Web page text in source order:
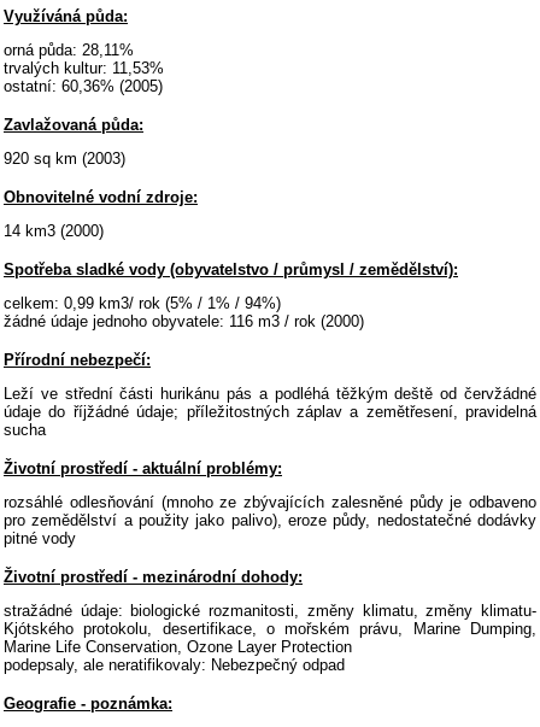
Využíváná půda:
orná půda: 28,11%
trvalých kultur: 11,53%
ostatní: 60,36% (2005)
Zavlažovaná půda:
920 sq km (2003)
Obnovitelné vodní zdroje:
14 km3 (2000)
Spotřeba sladké vody (obyvatelstvo / průmysl / zemědělství):
celkem: 0,99 km3/ rok (5% / 1% / 94%)
žádné údaje jednoho obyvatele: 116 m3 / rok (2000)
Přírodní nebezpečí:
Leží ve střední části hurikánu pás a podléhá těžkým deště od červžádné
údaje do říjžádné údaje; příležitostných záplav a zemětřesení, pravidelná
sucha
Životní prostředí - aktuální problémy:
rozsáhlé odlesňování (mnoho ze zbývajících zalesněné půdy je odbaveno
pro zemědělství a použity jako palivo), eroze půdy, nedostatečné dodávky
pitné vody
Životní prostředí - mezinárodní dohody:
stražádné údaje: biologické rozmanitosti, změny klimatu, změny klimatu-
Kjótského protokolu, desertifikace, o mořském právu, Marine Dumping,
Marine Life Conservation, Ozone Layer Protection
podepsaly, ale neratifikovaly: Nebezpečný odpad
Geografie - poznámka: